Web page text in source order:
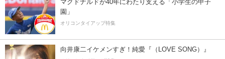
マクドナルドが40年にわたり支える「小学生の甲子
園」
オリコンタイアップ特集
向井康二イケメンすぎ！純愛『（LOVE SONG）』